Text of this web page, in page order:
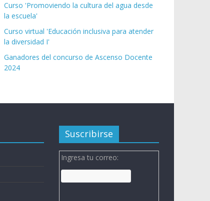
Curso 'Promoviendo la cultura del agua desde
la escuela'
Curso virtual 'Educación inclusiva para atender
la diversidad I'
Ganadores del concurso de Ascenso Docente
2024
Suscribirse
Ingresa tu correo: